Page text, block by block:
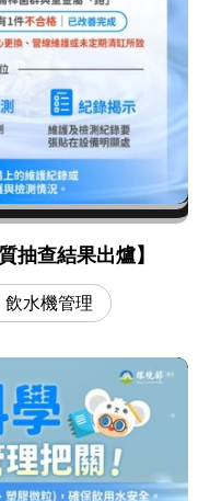
抽查結果出爐】
飲水機管理